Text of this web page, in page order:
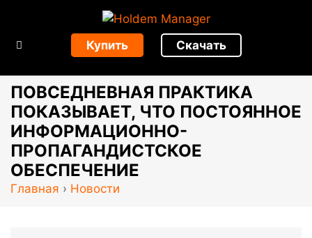
Купить Скачать
ПОВСЕДНЕВНАЯ ПРАКТИКА
ПОКАЗЫВАЕТ, ЧТО ПОСТОЯННОЕ
ИНФОРМАЦИОННО-
ПРОПАГАНДИСТСКОЕ
ОБЕСПЕЧЕНИЕ
Главная › Новости